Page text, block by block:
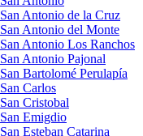
Antonio de la Cruz
Antonio del Monte
Antonio Los Ranchos
Antonio Pajonal
Bartolomé Perulapía
Carlos
Cristobal
Emigdio
Esteban Catarina